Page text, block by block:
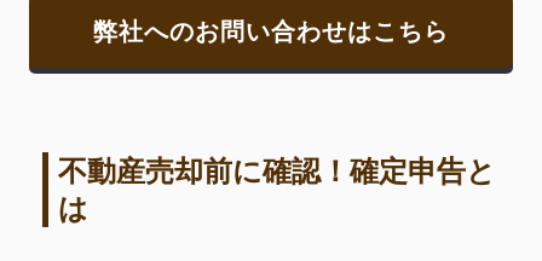
弊社へのお問い合わせはこちら
不動産売却前に確認！確定申告と
は